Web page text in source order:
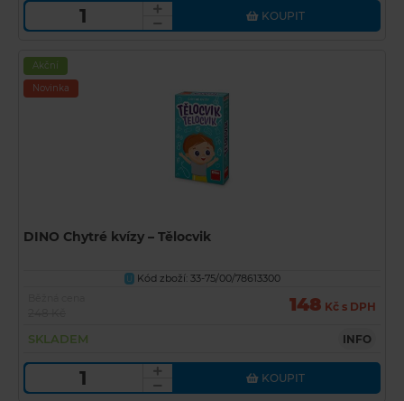
KOUPIT
Akční
Novinka
DINO Chytré kvízy – Tělocvik
U Kód zboží: 33-75/00/78613300
148 Kč s DPH
SKLADEM INFO
KOUPIT